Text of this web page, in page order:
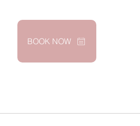
BOOK NOW